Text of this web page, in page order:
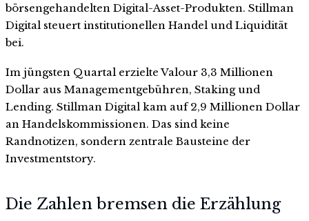
börsengehandelten Digital-Asset-Produkten. Stillman
Digital steuert institutionellen Handel und Liquidität
bei.
Im jüngsten Quartal erzielte Valour 3,3 Millionen
Dollar aus Managementgebühren, Staking und
Lending. Stillman Digital kam auf 2,9 Millionen Dollar
an Handelskommissionen. Das sind keine
Randnotizen, sondern zentrale Bausteine der
Investmentstory.
Die Zahlen bremsen die Erzählung